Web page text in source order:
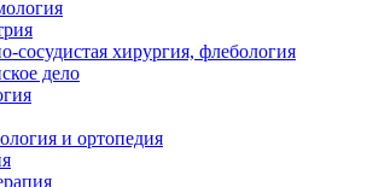
сосудистая хирургия, флебология
дело
и ортопедия